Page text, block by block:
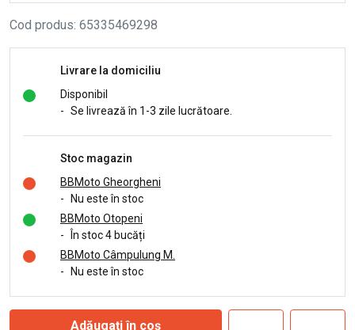
Cod produs: 65335469298
Livrare la domiciliu
Disponibil
- Se livrează în 1-3 zile lucrătoare.
Stoc magazin
BBMoto Gheorgheni
-
Nu este în stoc
BBMoto Otopeni
-
În stoc 4 bucăți
BBMoto Câmpulung M.
-
Nu este în stoc
Adăugați în coș